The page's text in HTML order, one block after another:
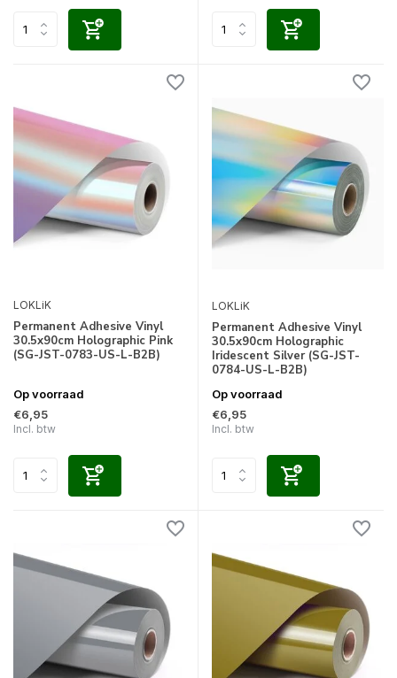
LOKLiK
Permanent Adhesive Vinyl
30.5x90cm Holographic Pink
(SG-JST-0783-US-L-B2B)
Op voorraad
€6,95
Incl. btw
LOKLiK
Permanent Adhesive Vinyl
30.5x90cm Holographic
Iridescent Silver (SG-JST-
0784-US-L-B2B)
Op voorraad
€6,95
Incl. btw